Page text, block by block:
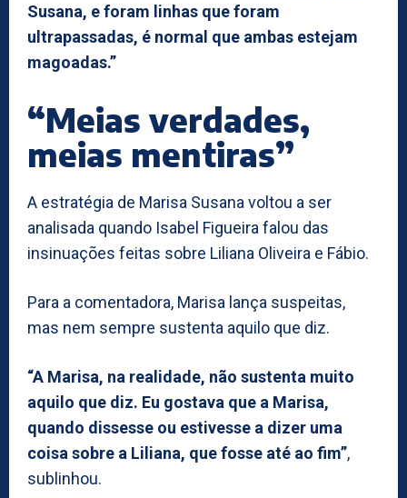
Susana, e foram linhas que foram
ultrapassadas, é normal que ambas estejam
magoadas.”
“Meias verdades,
meias mentiras”
A estratégia de Marisa Susana voltou a ser
analisada quando Isabel Figueira falou das
insinuações feitas sobre Liliana Oliveira e Fábio.
Para a comentadora, Marisa lança suspeitas,
mas nem sempre sustenta aquilo que diz.
“A Marisa, na realidade, não sustenta muito
aquilo que diz. Eu gostava que a Marisa,
quando dissesse ou estivesse a dizer uma
coisa sobre a Liliana, que fosse até ao fim”,
sublinhou.